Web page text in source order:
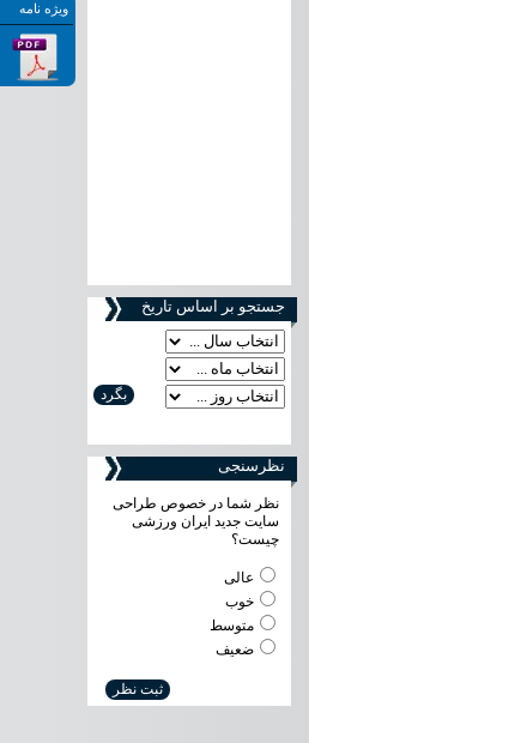
جستجو بر اساس تاریخ
نظرسنجی
نظر شما در خصوص طراحی
سایت جدید ایران ورزشی
چیست؟
عالی
خوب
متوسط
ضعیف
ویژه نامه